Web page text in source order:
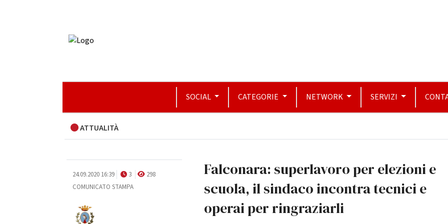
SOCIAL CATEGORIE NETWORK SERVIZI
ATTUALITÀ
24.09.2020 16:39 3
298
COMUNICATO STAMPA
Falconara: superlavoro per elezioni e
scuola, il sindaco incontra tecnici e
operai per ringraziarli